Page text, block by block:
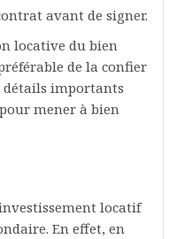
avant de signer.
locative du bien
de la confier
détails importants
mener à bien
locatif
En effet, en